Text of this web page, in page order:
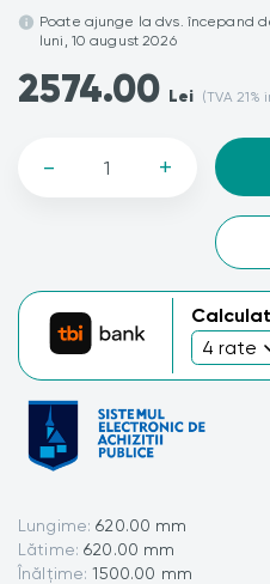
Poate ajunge la dvs. începand
luni, 10 august 2026
2574.00 Lei (TVA 21%
- +
Lungime: 620.00 mm
Lătime: 620.00 mm
Înălțime: 1500.00 mm